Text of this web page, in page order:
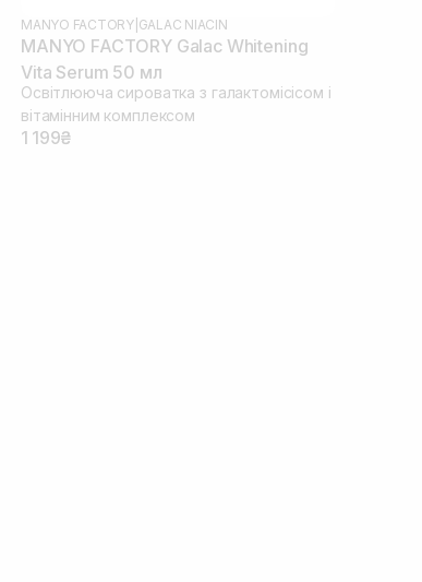
MANYO FACTORY| GALAC NIACIN
MANYO FACTORY Galac Whitening
Vita Serum 50 мл
Освітлююча сироватка з галактомісісом і
вітамінним комплексом
1 199₴